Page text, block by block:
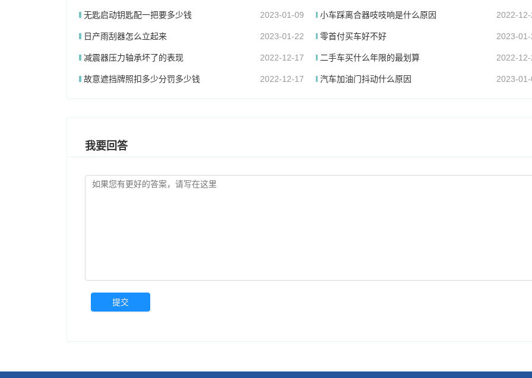
无匙启动钥匙配一把要多少钱 2023-01-09 小车踩离合器吱吱响是什么原因 2022-
日产雨刮器怎么立起来 2023-01-22 零首付买车好不好 2023-
减震器压力轴承坏了的表现 2022-12-17 二手车买什么年限的最划算 2022-
故意遮挡牌照扣多少分罚多少钱 2022-12-17 汽车加油门抖动什么原因 2023-
我要回答
提交